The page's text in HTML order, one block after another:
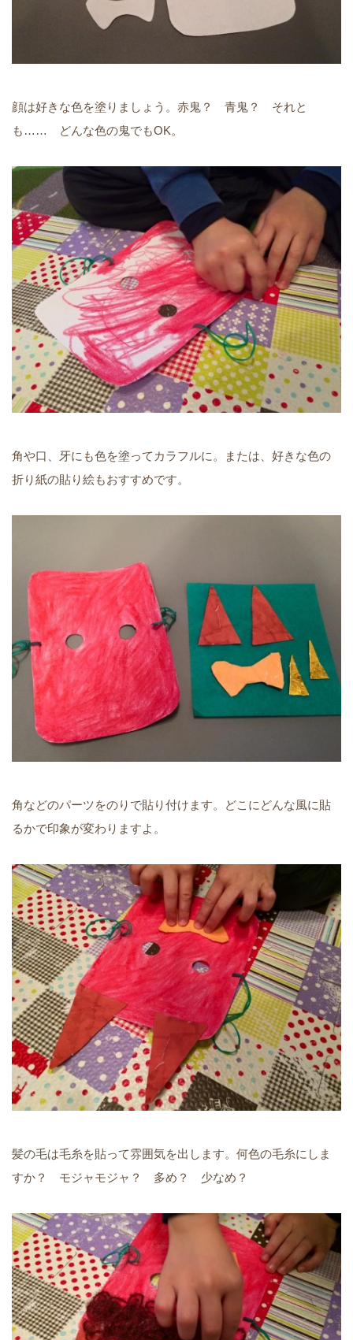
顔は好きな色を塗りましょう。赤鬼？ 青鬼？ それと
も…… どんな色の鬼でもOK。
角や口、牙にも色を塗ってカラフルに。または、好きな色の
折り紙の貼り絵もおすすめです。
角などのパーツをのりで貼り付けます。どこにどんな風に貼
るかで印象が変わりますよ。
髪の毛は毛糸を貼って雰囲気を出します。何色の毛糸にしま
すか？ モジャモジャ？ 多め？ 少なめ？